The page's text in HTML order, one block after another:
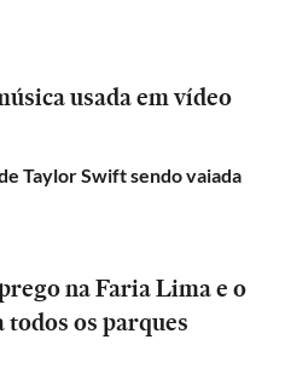
usada em vídeo
Taylor Swift sendo vaiada
na Faria Lima e o
os parques